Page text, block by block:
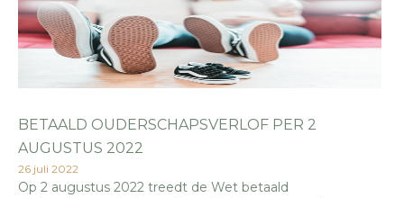
BETAALD OUDERSCHAPSVERLOF PER 2
AUGUSTUS 2022
26 juli 2022
Op 2 augustus 2022 treedt de Wet betaald